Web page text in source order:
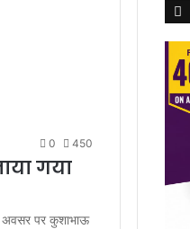
0 450
गया
अवसर पर कुशाभाऊ